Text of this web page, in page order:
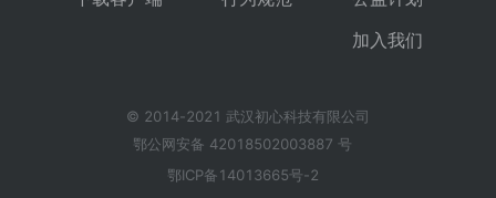
加入我们
© 2014-2021 武汉初心科技有限公司
鄂公网安备 42018502003887 号
鄂ICP备14013665号-2